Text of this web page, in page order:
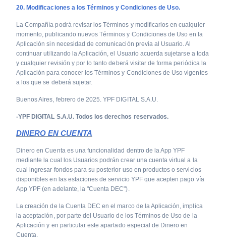
20. Modificaciones a los Términos y Condiciones de Uso.
La Compañía podrá revisar los Términos y modificarlos en cualquier
momento, publicando nuevos Términos y Condiciones de Uso en la
Aplicación sin necesidad de comunicación previa al Usuario. Al
continuar utilizando la Aplicación, el Usuario acuerda sujetarse a toda
y cualquier revisión y por lo tanto deberá visitar de forma periódica la
Aplicación para conocer los Términos y Condiciones de Uso vigentes
a los que se deberá sujetar.
Buenos Aires, febrero de 2025. YPF DIGITAL S.A.U.
-YPF DIGITAL S.A.U. Todos los derechos reservados.
DINERO EN CUENTA
Dinero en Cuenta es una funcionalidad dentro de la App YPF
mediante la cual los Usuarios podrán crear una cuenta virtual a la
cual ingresar fondos para su posterior uso en productos o servicios
disponibles en las estaciones de servicio YPF que acepten pago vía
App YPF (en adelante, la "Cuenta DEC").
La creación de la Cuenta DEC en el marco de la Aplicación, implica
la aceptación, por parte del Usuario de los Términos de Uso de la
Aplicación y en particular este apartado especial de Dinero en
Cuenta.